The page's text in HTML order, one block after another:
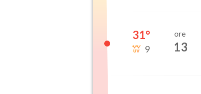
31°
9
ore
13